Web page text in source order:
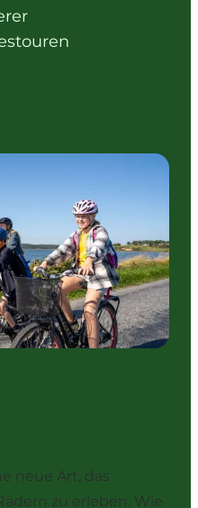
neue Art, das
zu erleben. Wie